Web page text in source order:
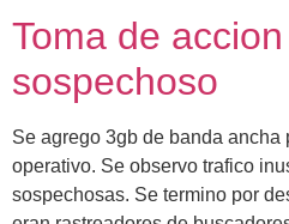
Toma de
sospechoso
Se agrego 3gb de banda ancha
operativo. Se observo trafico
sospechosas. Se termino por